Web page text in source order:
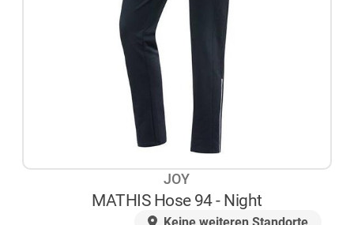
JOY
MATHIS Hose 94 - Night
Keine weiteren Standorte